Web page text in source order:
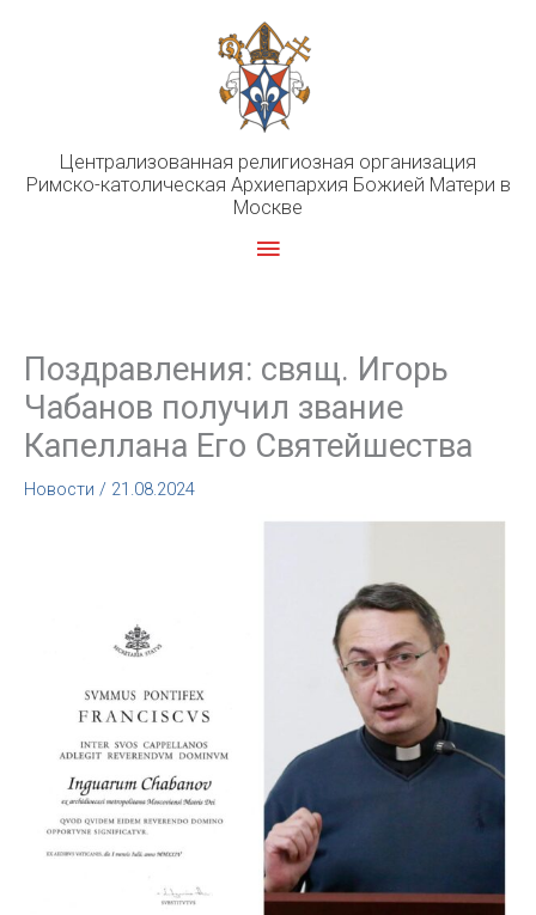
Централизованная религиозная организация
Римско-католическая Архиепархия Божией Матери в
Москве
Главное
Поздравления: свящ. Игорь
Чабанов получил звание
Капеллана Его Святейшества
Новости / 21.08.2024